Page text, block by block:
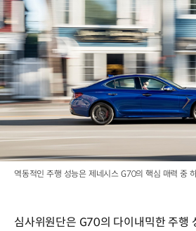
역동적인 주행 성능은 제네시스 G70의 핵심 매력 중
심사위원단은 G70의 다이내믹한 주행